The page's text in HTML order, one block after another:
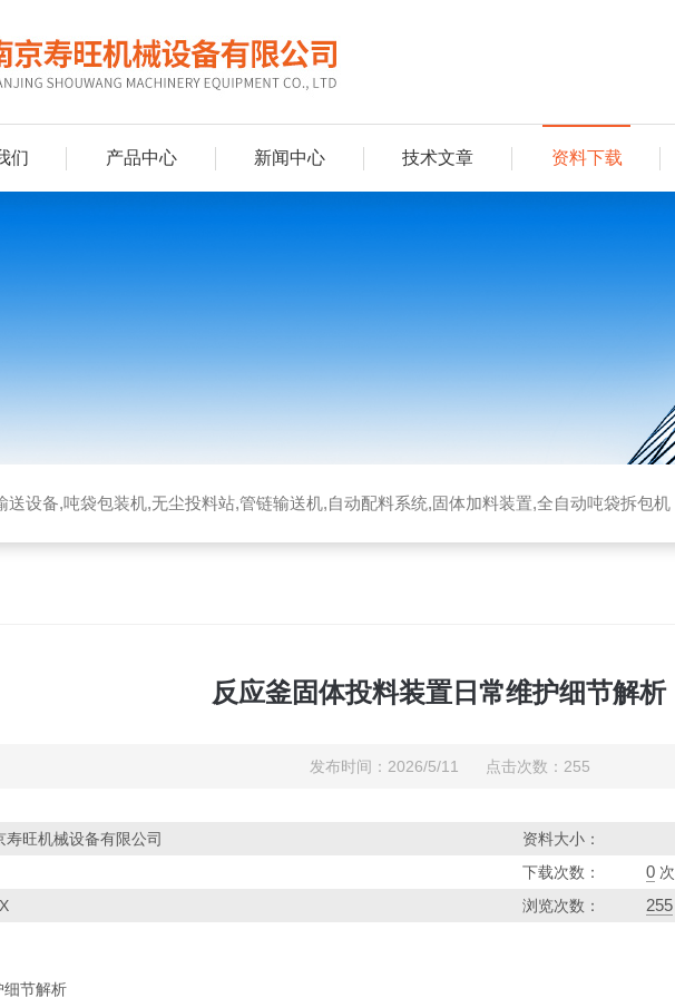
们 产品中心 新闻中心 技术文章 资料下载
送设备,吨袋包装机,无尘投料站,管链输送机,自动配料系统,固体加料装置,全自动吨袋拆包机
反应釜固体投料装置日常维护细节解析
发布时间：2026/5/11 点击次数：255
寿旺机械设备有限公司
资料大小：
下载次数： 0 次
浏览次数： 255
节解析